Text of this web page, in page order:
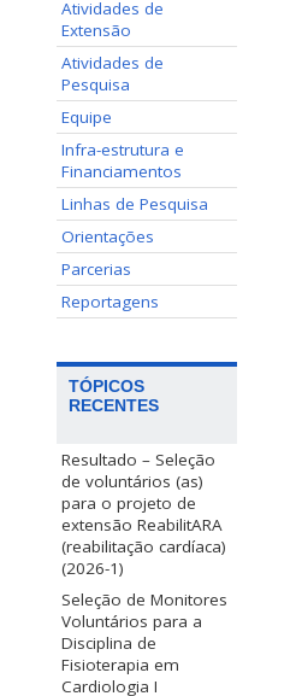
Atividades de
Extensão
Atividades de
Pesquisa
Equipe
Infra-estrutura e
Financiamentos
Linhas de Pesquisa
Orientações
Parcerias
Reportagens
TÓPICOS
RECENTES
Resultado – Seleção
de voluntários (as)
para o projeto de
extensão ReabilitARA
(reabilitação cardíaca)
(2026-1)
Seleção de Monitores
Voluntários para a
Disciplina de
Fisioterapia em
Cardiologia I